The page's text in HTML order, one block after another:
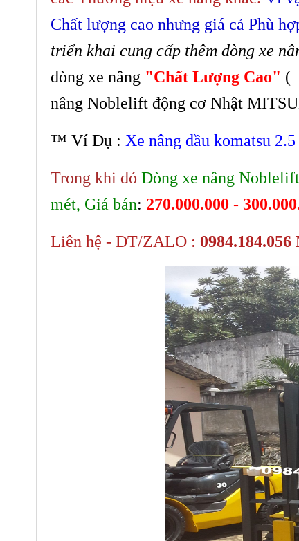
Chất lượng cao nhưng giá cả Phù
triển khai cung cấp thêm dòng xe
dòng xe nâng "Chất Lượng Cao" (
nâng Noblelift động cơ Nhật
™ Ví Dụ : Xe nâng dầu komatsu
Trong khi đó Dòng xe nâng
mét, Giá bán: 270.000.000 -
Liên hệ - ĐT/ZALO :